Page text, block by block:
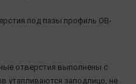
под пазы профиль OB-
отверстия выполнены с
утапливаются заподлицо, не